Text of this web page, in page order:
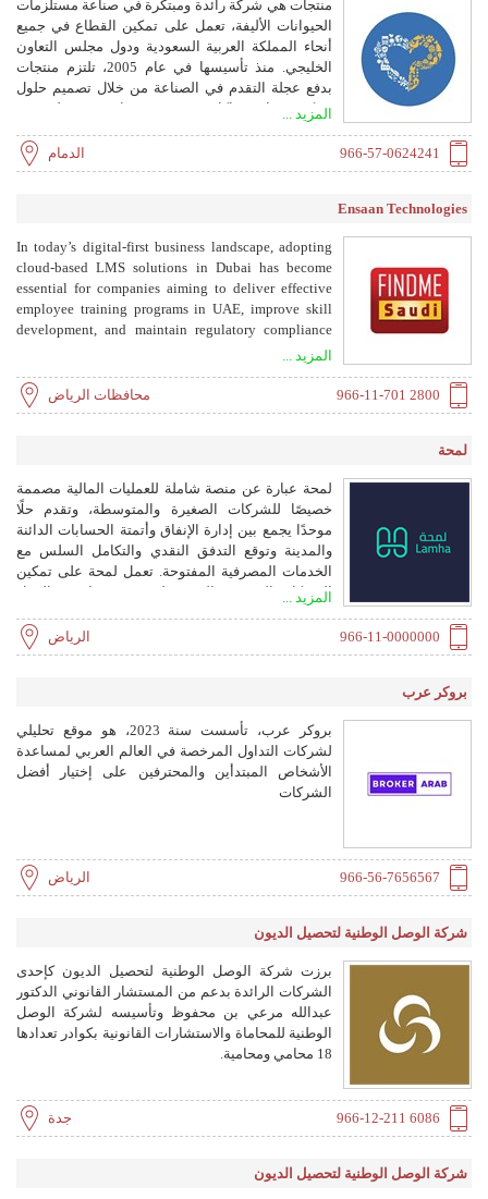
منتجات هي شركة رائدة ومبتكرة في صناعة مستلزمات
الحيوانات الأليفة، تعمل على تمكين القطاع في جميع
أنحاء المملكة العربية السعودية ودول مجلس التعاون
الخليجي. منذ تأسيسها في عام 2005، تلتزم منتجات
بدفع عجلة التقدم في الصناعة من خلال تصميم حلول
مبتكرة وبناء شراكات مجتمعية تساهم في خلق بيئة
المزيد ...
966-57-0624241 الدمام
Ensaan Technologies
In today’s digital-first business landscape, adopting
cloud-based LMS solutions in Dubai has become
essential for companies aiming to deliver effective
employee training programs in UAE, improve skill
development, and maintain regulatory compliance
for corporate training. Platforms like Ensaan
implement AI-driven personalized learning paths for
employees in Dubai, track performance with
navigate hybrid work environments and a
multicultural workforce, the question arises: "How
can Dubai companies implement AI-powered and
mobile-friendly LMS platforms from Ensaan
Technologies to enhance training efficiency, ensure
compliance, and drive long-term employee
performance in competitive industries?"
المزيد ...
966-11-701 2800 محافظات الرياض
لمحة
لمحة عبارة عن منصة شاملة للعمليات المالية مصممة
خصيصًا للشركات الصغيرة والمتوسطة، وتقدم حلًا
موحدًا يجمع بين إدارة الإنفاق وأتمتة الحسابات الدائنة
والمدينة وتوقع التدفق النقدي والتكامل السلس مع
الخدمات المصرفية المفتوحة. تعمل لمحة على تمكين
الشركات الصغيرة والمتوسطة من تبسيط سير العمل
عملية اتخاذ القرار باستخدام رؤى مدعومة بالذكاء
الاصطناعي وإعداد تقارير مالية في الوقت الفعلي.
المزيد ...
966-11-0000000 الرياض
بروكر عرب
بروكر عرب، تأسست سنة 2023، هو موقع تحليلي
لشركات التداول المرخصة في العالم العربي لمساعدة
الأشخاص المبتدأين والمحترفين على إختيار أفضل
الشركات
966-56-7656567 الرياض
شركة الوصل الوطنية لتحصيل الديون
برزت شركة الوصل الوطنية لتحصيل الديون كإحدى
الشركات الرائدة بدعم من المستشار القانوني الدكتور
عبدالله مرعي بن محفوظ وتأسيسه لشركة الوصل
الوطنية للمحاماة والاستشارات القانونية بكوادر تعدادها
18 محامي ومحامية.
966-12-211 6086 جدة
شركة الوصل الوطنية لتحصيل الديون